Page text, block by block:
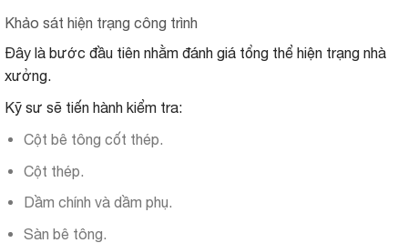
Khảo sát hiện trạng công trình
Đây là bước đầu tiên nhằm đánh giá tổng thể hiện trạng nhà
xưởng.
Kỹ sư sẽ tiến hành kiểm tra:
Cột bê tông cốt thép.
Cột thép.
Dầm chính và dầm phụ.
Sàn bê tông.